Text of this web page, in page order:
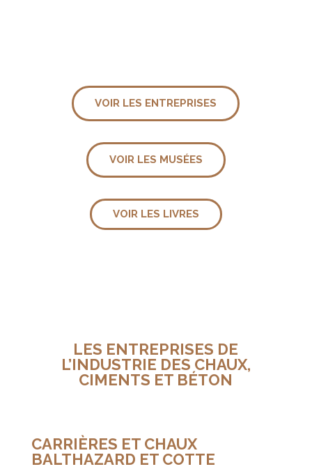
VOIR LES ENTREPRISES
VOIR LES MUSÉES
VOIR LES LIVRES
LES ENTREPRISES DE
L’INDUSTRIE DES CHAUX,
CIMENTS ET BÉTON
CARRIÈRES ET CHAUX
BALTHAZARD ET COTTE